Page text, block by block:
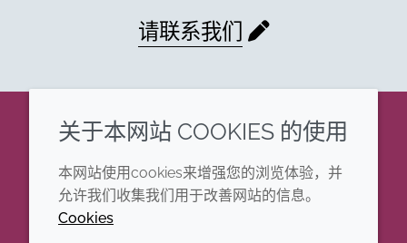
请联系我们
企业
年度报告
可持续发展报告
法律信息
条款和条件
关于本网站 COOKIES 的使用
本网站使用cookies来增强您的浏览体验，并
允许我们收集我们用于改善网站的信息。
Cookies